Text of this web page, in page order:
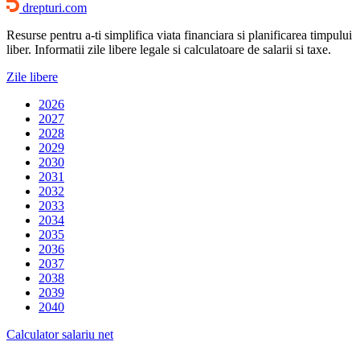
drepturi.com
Resurse pentru a-ti simplifica viata financiara si planificarea timpului
liber. Informatii zile libere legale si calculatoare de salarii si taxe.
Zile libere
2026
2027
2028
2029
2030
2031
2032
2033
2034
2035
2036
2037
2038
2039
2040
Calculator salariu net